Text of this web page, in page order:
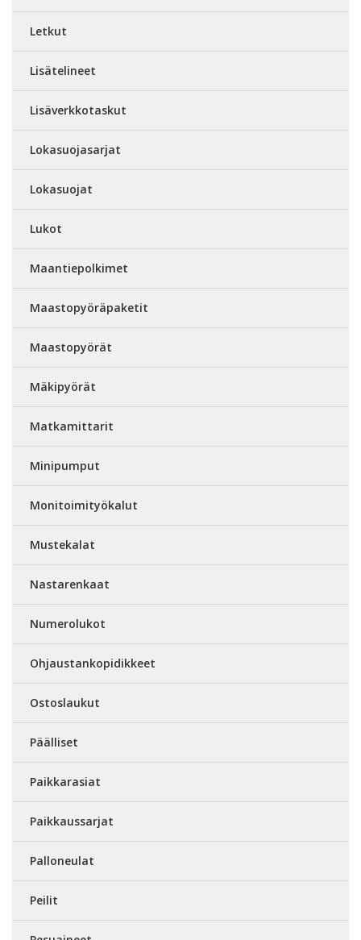
Letkut
Lisätelineet
Lisäverkkotaskut
Lokasuojasarjat
Lokasuojat
Lukot
Maantiepolkimet
Maastopyöräpaketit
Maastopyörät
Mäkipyörät
Matkamittarit
Minipumput
Monitoimityökalut
Mustekalat
Nastarenkaat
Numerolukot
Ohjaustankopidikkeet
Ostoslaukut
Päälliset
Paikkarasiat
Paikkaussarjat
Palloneulat
Peilit